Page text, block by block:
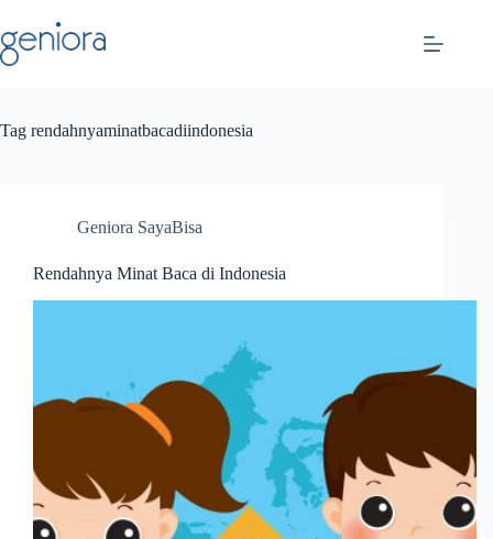
to
content
Tag rendahnyaminatbacadiindonesia
Geniora SayaBisa
Rendahnya Minat Baca di Indonesia